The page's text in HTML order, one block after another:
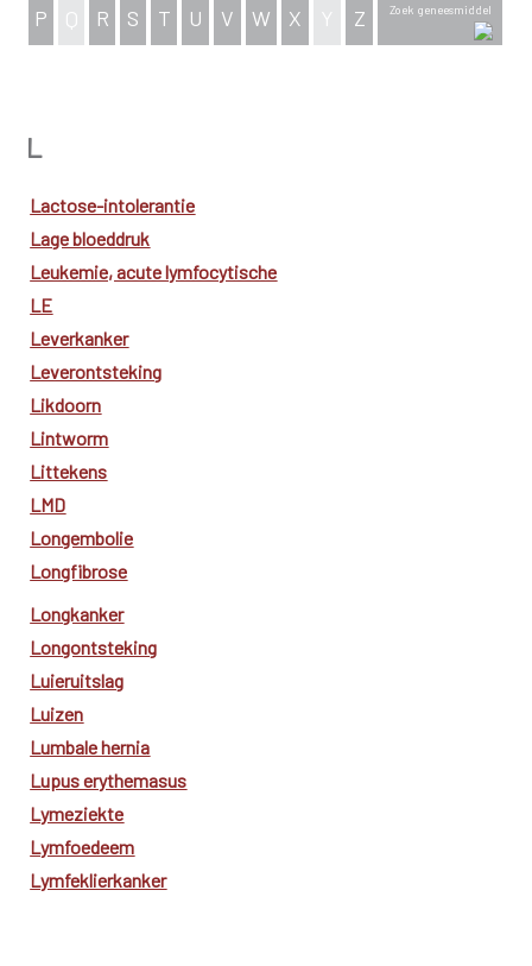
P Q R S T U V W X Y Z Zoek geneesmiddel
L
Lactose-intolerantie
Lage bloeddruk
Leukemie, acute lymfocytische
LE
Leverkanker
Leverontsteking
Likdoorn
Lintworm
Littekens
LMD
Longembolie
Longfibrose
Longkanker
Longontsteking
Luieruitslag
Luizen
Lumbale hernia
Lupus erythemasus
Lymeziekte
Lymfoedeem
Lymfeklierkanker